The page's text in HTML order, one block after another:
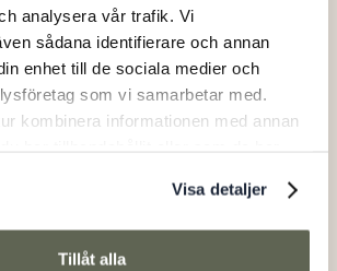
analysera vår trafik. Vi
sådana identifierare och annan
enhet till de sociala medier och
som vi samarbetar med.
kombinera informationen med annan
Visa detaljer
Tillåt alla